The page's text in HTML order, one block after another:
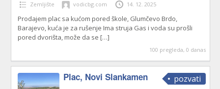
Zemljište vodicbg.com 14. 12. 2025
Prodajem plac sa kućom pored škole, Glumčevo Brdo,
Barajevo, kuća je za rušenje Ima struja Gas i voda su prošli
pored dvorišta, može da se […]
100 pregleda, 0 danas
pozvati
Plac, Novi Slankamen